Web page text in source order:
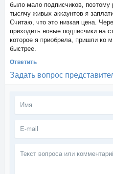
было мало подписчиков, поэтому
тысячу живых аккаунтов я
Считаю, что это низкая цена.
приходить новые подписчики на
которое я приобрела, пришли ко
быстрее.
Ответить
Задать вопрос
вопроса